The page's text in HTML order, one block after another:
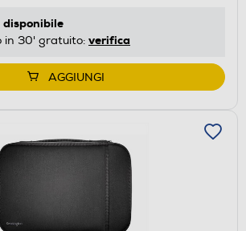
disponibile
in 30' gratuito: verifica
AGGIUNGI